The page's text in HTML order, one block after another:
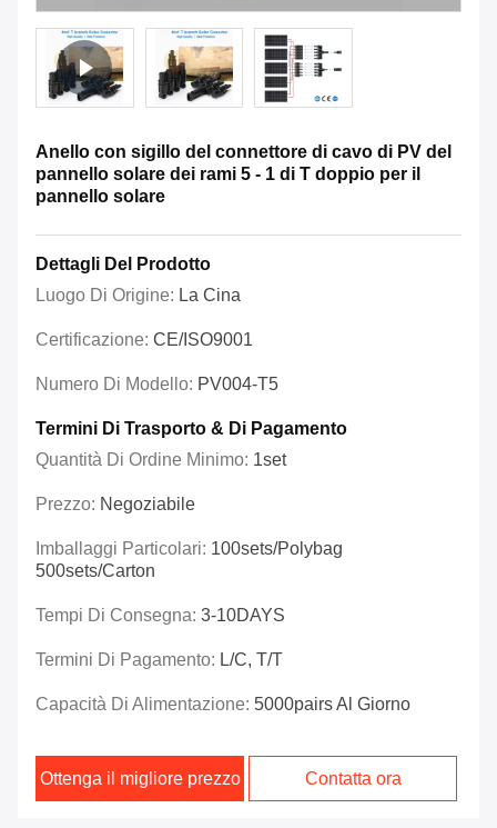
Anello con sigillo del connettore di cavo di PV del
pannello solare dei rami 5 - 1 di T doppio per il
pannello solare
Dettagli Del Prodotto
Luogo Di Origine: La Cina
Certificazione: CE/ISO9001
Numero Di Modello: PV004-T5
Termini Di Trasporto & Di Pagamento
Quantità Di Ordine Minimo: 1set
Prezzo: Negoziabile
Imballaggi Particolari: 100sets/polybag
500sets/carton
Tempi Di Consegna: 3-10DAYS
Termini Di Pagamento: L/C, T/T
Capacità Di Alimentazione: 5000pairs Al Giorno
Ottenga il migliore prezzo Contatta ora